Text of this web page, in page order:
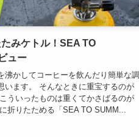
みケトル！SEA TO
ュー
沸かしてコーヒーを飲んだり簡単な調
います。 そんなときに重宝するのが
ういったものは重くてかさばるのが
折りたためる「SEA TO SUMM...